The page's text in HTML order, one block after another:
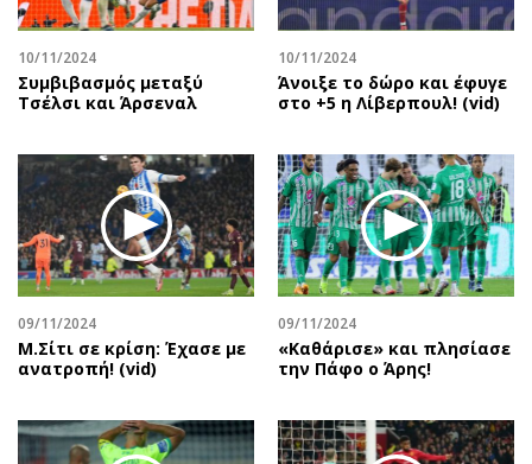
10/11/2024
Συμβιβασμός μεταξύ
Τσέλσι και Άρσεναλ
10/11/2024
Άνοιξε το δώρο και έφυγε
στο +5 η Λίβερπουλ! (vid)
09/11/2024
Μ.Σίτι σε κρίση: Έχασε με
ανατροπή! (vid)
09/11/2024
«Καθάρισε» και πλησίασε
την Πάφο ο Άρης!